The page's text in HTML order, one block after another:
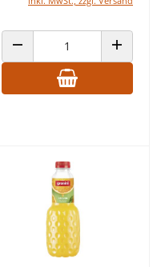
ANZAHL VERRINGERN ANZAHL